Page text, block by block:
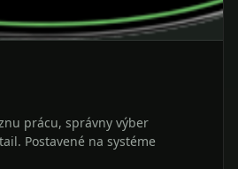
prácu, správny výber
Postavené na systéme